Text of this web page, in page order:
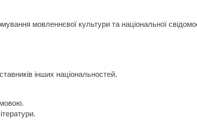
мовленнєвої культури та національної
інших національностей.